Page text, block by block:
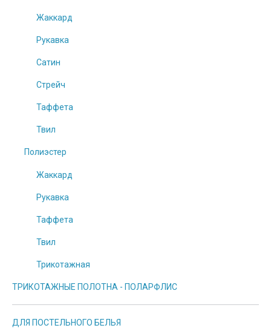
Жаккард
Рукавка
Сатин
Стрейч
Таффета
Твил
Полиэстер
Жаккард
Рукавка
Таффета
Твил
Трикотажная
ТРИКОТАЖНЫЕ ПОЛОТНА - ПОЛАРФЛИС
ДЛЯ ПОСТЕЛЬНОГО БЕЛЬЯ